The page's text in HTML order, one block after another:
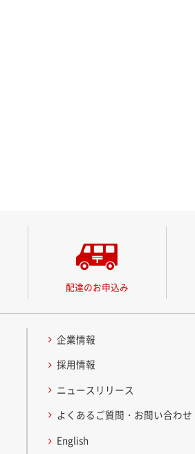
配達のお申込み
企業情報
採用情報
ニュースリリース
よくあるご質問・お問い合わせ
English